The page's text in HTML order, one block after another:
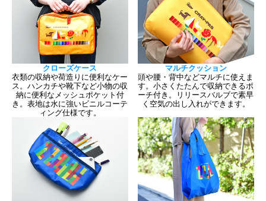
クローズケース
衣類の収納や荷造りに便利なケー
ス。ハンカチや靴下など小物の収
納に便利なメッシュポケット付
き。表地は水に強いビニルコーテ
ィング仕様です。
マルチクッション
頭や腰・背中などマルチに使えま
す。小さくたたんで収納できるポ
ーチ付き。リリースバルブで素早
く空気の出し入れができます。